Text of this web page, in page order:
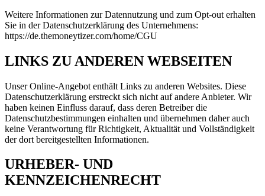
Weitere Informationen zur Datennutzung und zum Opt-out erhalten
Sie in der Datenschutzerklärung des Unternehmens:
https://de.themoneytizer.com/home/CGU
LINKS ZU ANDEREN WEBSEITEN
Unser Online-Angebot enthält Links zu anderen Websites. Diese
Datenschutzerklärung erstreckt sich nicht auf andere Anbieter. Wir
haben keinen Einfluss darauf, dass deren Betreiber die
Datenschutzbestimmungen einhalten und übernehmen daher auch
keine Verantwortung für Richtigkeit, Aktualität und Vollständigkeit
der dort bereitgestellten Informationen.
URHEBER- UND
KENNZEICHENRECHT